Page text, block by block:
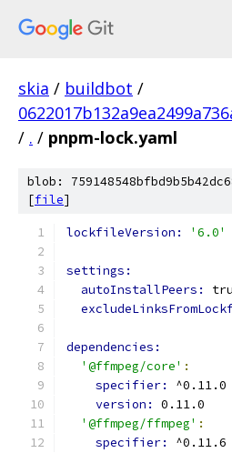
skia / buildbot /
/ . / pnpm-lock.yaml
blob:
[file]
lockfileVersion: '6.0'
settings:
autoInstallPeers:
dependencies:
'@ffmpeg/core' :
specifier: ^0.11.0
version: 0.11.0
'@ffmpeg/ffmpeg' :
specifier: ^0.11.6